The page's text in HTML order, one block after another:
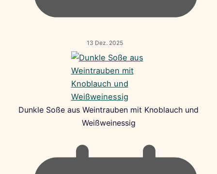
13 Dez. 2025
Dunkle Soße aus Weintrauben mit Knoblauch und
Weißweinessig